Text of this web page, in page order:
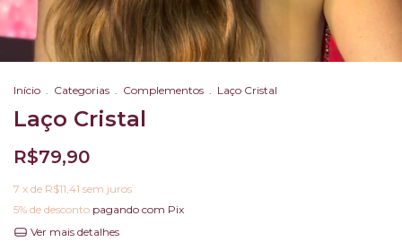
Início . Categorias . Complementos . Laço Cristal
Laço Cristal
R$79,90
7 x de R$11,41 sem juros
5% de desconto pagando com Pix
Ver mais detalhes